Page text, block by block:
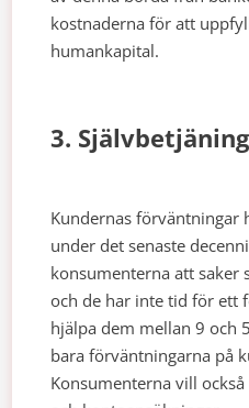
kostnaderna för att
humankapital.
3.
Kundernas förväntningar
under det senaste
konsumenterna att saker
och de har inte tid för ett
hjälpa dem mellan 9 och
bara förväntningarna på
Konsumenterna vill